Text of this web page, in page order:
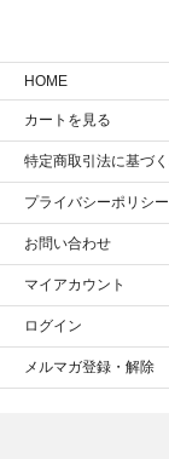
HOME
カートを見る
特定商取引法に基づ
プライバシーポリシー
お問い合わせ
マイアカウント
ログイン
メルマガ登録・解除